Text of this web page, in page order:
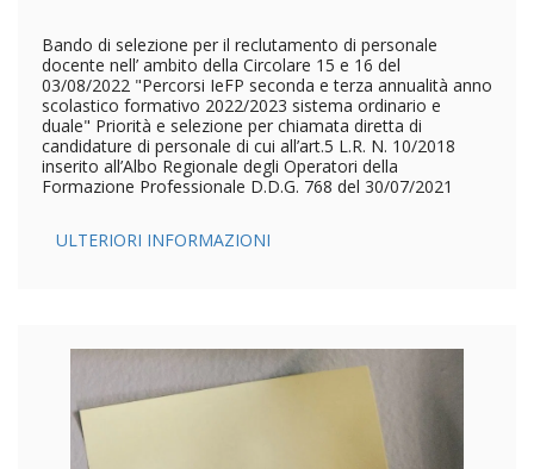
Bando di selezione per il reclutamento di personale
docente nell’ ambito della Circolare 15 e 16 del
03/08/2022 "Percorsi IeFP seconda e terza annualità anno
scolastico formativo 2022/2023 sistema ordinario e
duale" Priorità e selezione per chiamata diretta di
candidature di personale di cui all’art.5 L.R. N. 10/2018
inserito all’Albo Regionale degli Operatori della
Formazione Professionale D.D.G. 768 del 30/07/2021
ULTERIORI INFORMAZIONI